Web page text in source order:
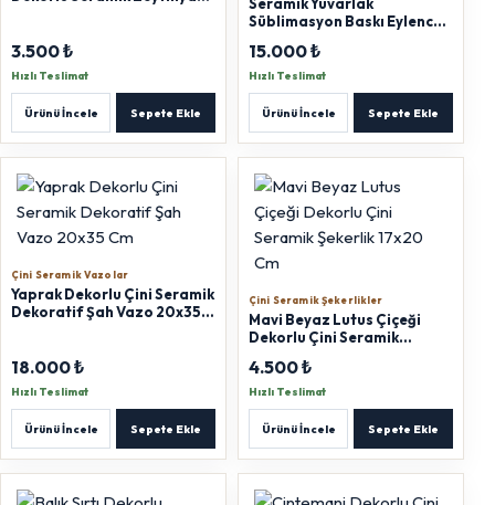
3.500 ₺
Hızlı Teslimat
Ürünü İncele Sepete Ekle
Süblimasyon Baskı Eylenceli
15.000 ₺
Hızlı Teslimat
Ürünü İncele Sepete Ekle
Çini Seramik Vazolar
Yaprak Dekorlu Çini Seramik
Dekoratif Şah Vazo 20x35
18.000 ₺
Hızlı Teslimat
Ürünü İncele Sepete Ekle
Çini Seramik Şekerlikler
Mavi Beyaz Lutus Çiçeği
Dekorlu Çini Seramik
4.500 ₺
Hızlı Teslimat
Ürünü İncele Sepete Ekle